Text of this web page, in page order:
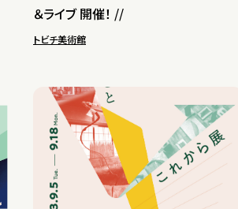
＆ライブ 開催！ //
トビチ美術館